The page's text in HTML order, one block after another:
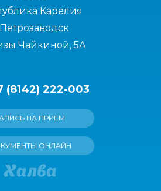
(8142) 222-003
НА ПРИЕМ
ОНЛАЙН
Карелия
Петрозаводск
Чайкиной, 5А